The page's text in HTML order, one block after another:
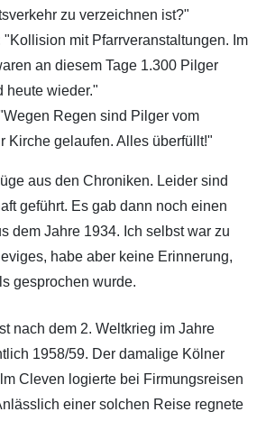
zu verzeichnen ist?"
"Kollision mit Pfarrveranstaltungen. Im
an diesem Tage 1.300 Pilger
heute wieder."
Regen sind Pilger vom
Kirche gelaufen. Alles überfüllt!"
aus den Chroniken. Leider sind
geführt. Es gab dann noch einen
dem Jahre 1934. Ich selbst war zu
habe aber keine Erinnerung,
gesprochen wurde.
nach dem 2. Weltkrieg im Jahre
1958/59. Der damalige Kölner
Cleven logierte bei Firmungsreisen
einer solchen Reise regnete